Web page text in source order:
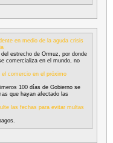
en medio de la aguda crisis
estrecho de Ormuz, por donde
comercializa en el mundo, no
comercio en el próximo
100 días de Gobierno se
que hayan afectado las
las fechas para evitar multas